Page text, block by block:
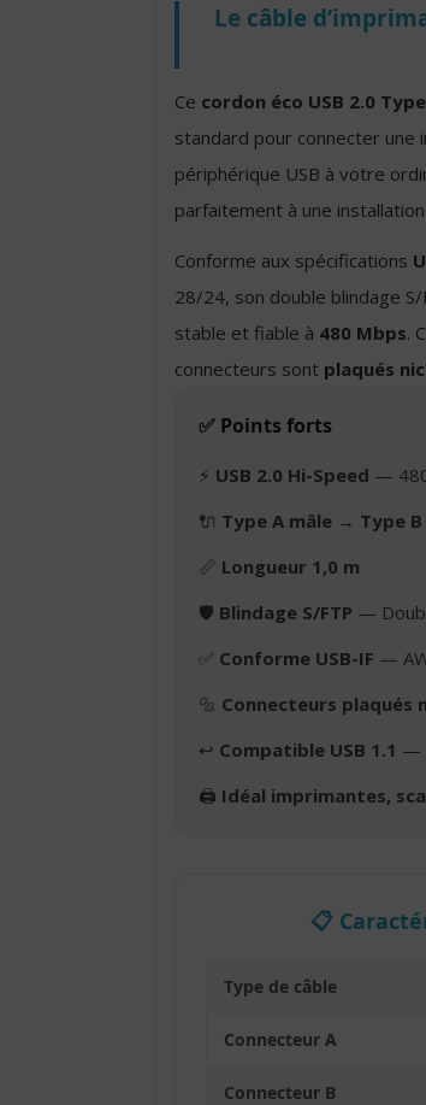
Le câble
Ce cordon éco USB 2.0
standard pour connecter une
périphérique USB à votre
parfaitement à une
Conforme aux spécifications
28/24, son double blindage
stable et fiable à 480 Mbps.
connecteurs sont plaqués
✅ Points forts
⚡ USB 2.0 Hi-Speed —
🔌 Type A mâle → Type B
📏 Longueur 1,0 m
🛡️ Blindage S/FTP —
✅ Conforme USB-IF —
🔩 Connecteurs plaqués
↩️ Compatible USB 1.1 —
🖨️ Idéal imprimantes,
📋
Type de câble
Connecteur A
Connecteur B